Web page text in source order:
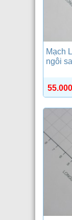
Mạch
ngôi
55.000